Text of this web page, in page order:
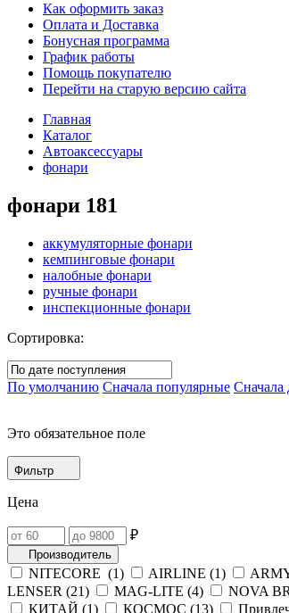
Как оформить заказ
Оплата и Доставка
Бонусная программа
График работы
Помощь покупателю
Перейти на старую версию сайта
Главная
Каталог
Автоаксессуары
фонари
фонари 181
аккумуляторные фонари
кемпинговые фонари
налобные фонари
ручные фонари
инспекционные фонари
Сортировка:
По умолчанию Сначала популярные Сначала
Это обязательное поле
Фильтр
Цена
₽
Производитель
NITECORE (1) AIRLINE (1)
LENSER (21) MAG-LITE (4) NOVA
КИТАЙ (1) КОСМОС (13)